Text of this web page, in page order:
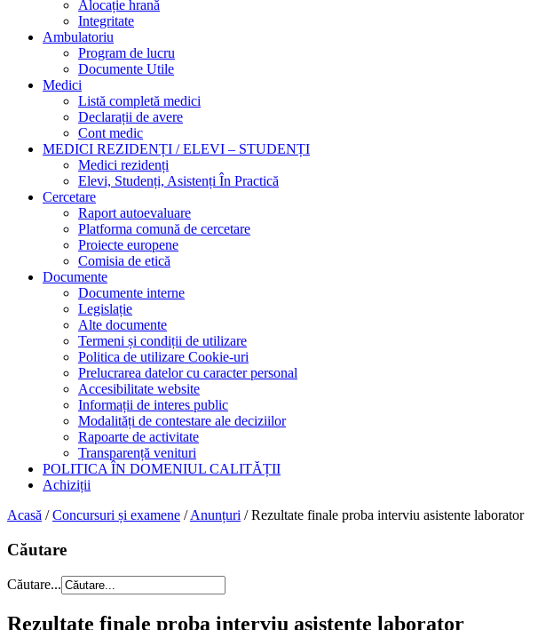
Alocație hrană
Integritate
Ambulatoriu
Program de lucru
Documente Utile
Medici
Listă completă medici
Declarații de avere
Cont medic
MEDICI REZIDENȚI / ELEVI – STUDENȚI
Medici rezidenți
Elevi, Studenți, Asistenți În Practică
Cercetare
Raport autoevaluare
Platforma comună de cercetare
Proiecte europene
Comisia de etică
Documente
Documente interne
Legislație
Alte documente
Termeni și condiții de utilizare
Politica de utilizare Cookie-uri
Prelucrarea datelor cu caracter personal
Accesibilitate website
Informații de interes public
Modalități de contestare ale deciziilor
Rapoarte de activitate
Transparență venituri
POLITICA ÎN DOMENIUL CALITĂȚII
Achiziții
Acasă /Concursuri și examene /Anunțuri /Rezultate finale proba interviu asistente laborator
Căutare
Căutare...
Rezultate finale proba interviu asistente laborator